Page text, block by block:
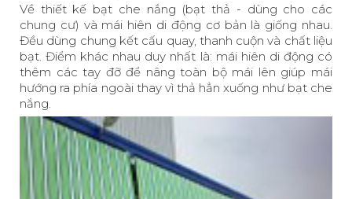
Về thiết kế bạt che nắng (bạt thả - dùng cho các
chung cư) và mái hiên di động cơ bản là giống nhau.
Đều dùng chung kết cấu quay, thanh cuộn và chất liệu
bạt. Điểm khác nhau duy nhất là: mái hiên di động có
thêm các tay đỡ để nâng toàn bộ mái lên giúp mái
hướng ra phía ngoài thay vì thả hẳn xuống như bạt che
nắng.